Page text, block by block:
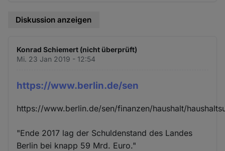
Diskussion anzeigen
Konrad Schiemert (nicht überprüft)
Mi. 23 Jan 2019 - 12:54
https://www.berlin.de/sen
https://www.berlin.de/sen/finanzen/haushalt/
"Ende 2017 lag der Schuldenstand des Landes
Berlin bei knapp 59 Mrd. Euro."